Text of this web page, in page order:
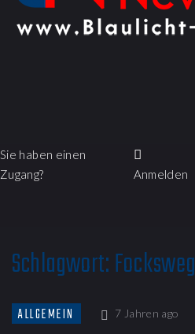
Sie haben einen
Zugang?
Anmelden
Schlagwort:Focksweg
ALLGEMEIN 7 Jahren ago